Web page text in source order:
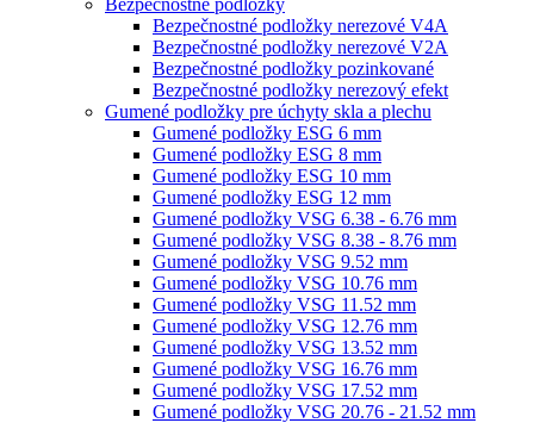
Bezpečnostné podložky nerezové V4A
Bezpečnostné podložky nerezové V2A
Bezpečnostné podložky pozinkované
Bezpečnostné podložky nerezový efekt
Gumené podložky pre úchyty skla a plechu
Gumené podložky ESG 6 mm
Gumené podložky ESG 8 mm
Gumené podložky ESG 10 mm
Gumené podložky ESG 12 mm
Gumené podložky VSG 6.38 - 6.76 mm
Gumené podložky VSG 8.38 - 8.76 mm
Gumené podložky VSG 9.52 mm
Gumené podložky VSG 10.76 mm
Gumené podložky VSG 11.52 mm
Gumené podložky VSG 12.76 mm
Gumené podložky VSG 13.52 mm
Gumené podložky VSG 16.76 mm
Gumené podložky VSG 17.52 mm
Gumené podložky VSG 20.76 - 21.52 mm